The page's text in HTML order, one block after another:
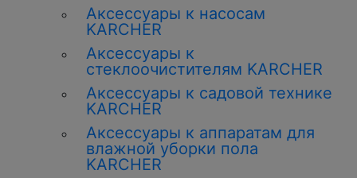
Аксессуары к насосам
KARCHER
Аксессуары к
стеклоочистителям KARCHER
Аксессуары к садовой технике
KARCHER
Аксессуары к аппаратам для
влажной уборки пола
KARCHER